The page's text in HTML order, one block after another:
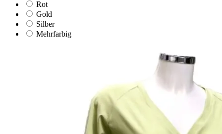
Rot
Gold
Silber
Mehrfarbig